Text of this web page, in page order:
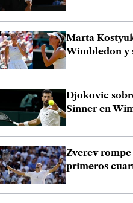
Marta
Wimbledon y
Djokovic
Sinner en
Zverev
primeros